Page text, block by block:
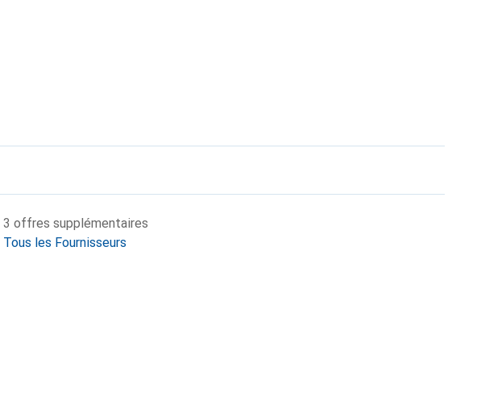
3 offres supplémentaires
Tous les Fournisseurs